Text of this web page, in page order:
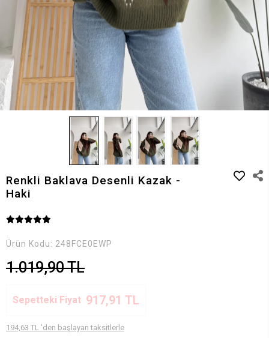
Renkli Baklava Desenli Kazak -
Haki
Ürün Kodu: 248FCE0EWP
1.019,90 TL
Sepetteki Fiyat 917,91 TL
194,63 TL 'den başlayan taksitlerle